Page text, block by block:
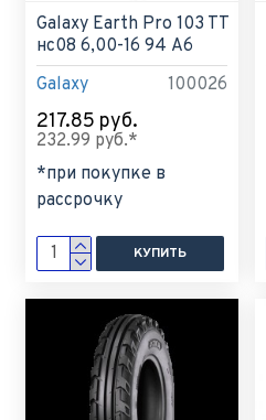
Galaxy 100026
Galaxy Earth Pro 103 TT
нс08 6,00-16 94 A6
217.85 руб.
232.99 руб.*
*при покупке в
рассрочку
КУПИТЬ